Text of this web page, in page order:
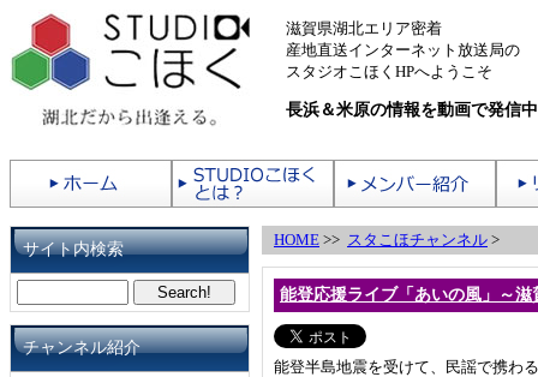
滋賀県湖北エリア密着
産地直送インターネット放送局の
スタジオこほくHPへようこそ
長浜＆米原の情報を動画で発信中
サイト内検索
チャンネル紹介
HOME >> スタこほチャンネル >
能登応援ライブ「あいの風」～
能登半島地震を受けて、民謡で携わ